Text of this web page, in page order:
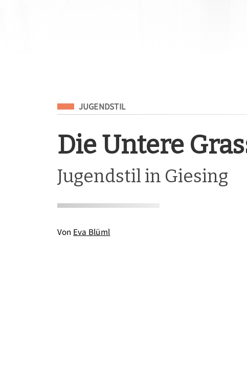
Eingeordnet unter
JUGENDSTIL
Die Untere
Jugendstil in Giesing
Von Eva Blüml